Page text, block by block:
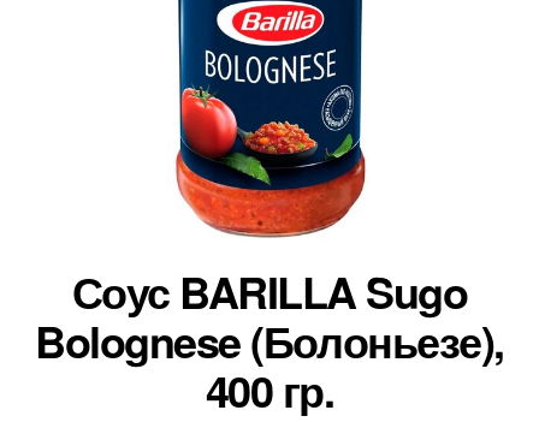
Соус BARILLA Sugo
Bolognese (Болоньезе),
400 гр.